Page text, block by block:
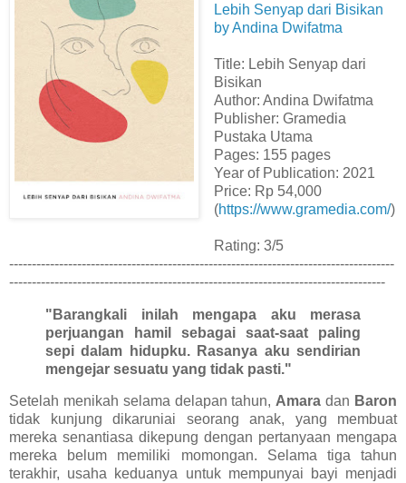
Lebih Senyap dari Bisikan
by Andina Dwifatma
Title: Lebih Senyap dari
Bisikan
Author: Andina Dwifatma
Publisher: Gramedia
Pustaka Utama
Pages: 155 pages
Year of Publication: 2021
Price: Rp 54,000
(https://www.gramedia.com/)
Rating: 3/5
-------------------------------------------------------------------------------------
-----------------------------------------------------------------------------------
"Barangkali inilah mengapa aku merasa
perjuangan hamil sebagai saat-saat paling
sepi dalam hidupku. Rasanya aku sendirian
mengejar sesuatu yang tidak pasti."
Setelah menikah selama delapan tahun,Amara dan Baron
tidak kunjung dikaruniai seorang anak, yang membuat
mereka senantiasa dikepung dengan pertanyaan mengapa
mereka belum memiliki momongan. Selama tiga tahun
terakhir, usaha keduanya untuk mempunyai bayi menjadi